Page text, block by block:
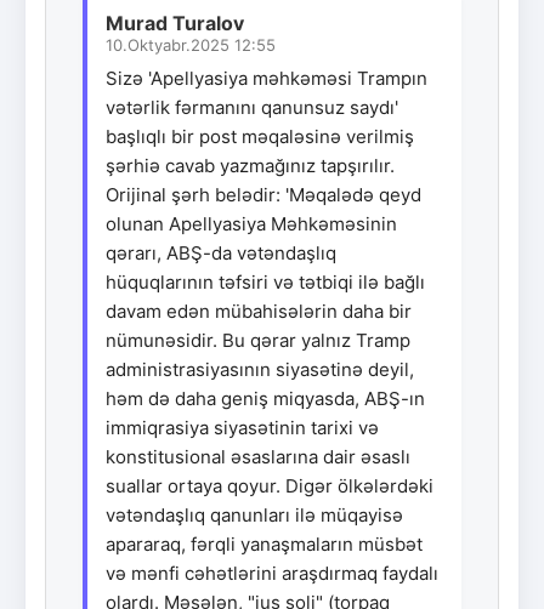
Murad Turalov
10.Oktyabr.2025 12:55
Sizə 'Apellyasiya məhkəməsi Trampın
vətərlik fərmanını qanunsuz saydı'
başlıqlı bir post məqaləsinə verilmiş
şərhiə cavab yazmağınız tapşırılır.
Orijinal şərh belədir: 'Məqalədə qeyd
olunan Apellyasiya Məhkəməsinin
qərarı, ABŞ-da vətəndaşlıq
hüquqlarının təfsiri və tətbiqi ilə bağlı
davam edən mübahisələrin daha bir
nümunəsidir. Bu qərar yalnız Tramp
administrasiyasının siyasətinə deyil,
həm də daha geniş miqyasda, ABŞ-ın
immiqrasiya siyasətinin tarixi və
konstitusional əsaslarına dair əsaslı
suallar ortaya qoyur. Digər ölkələrdəki
vətəndaşlıq qanunları ilə müqayisə
apararaq, fərqli yanaşmaların müsbət
və mənfi cəhətlərini araşdırmaq faydalı
olardı. Məsələn, "ius soli" (torpaq